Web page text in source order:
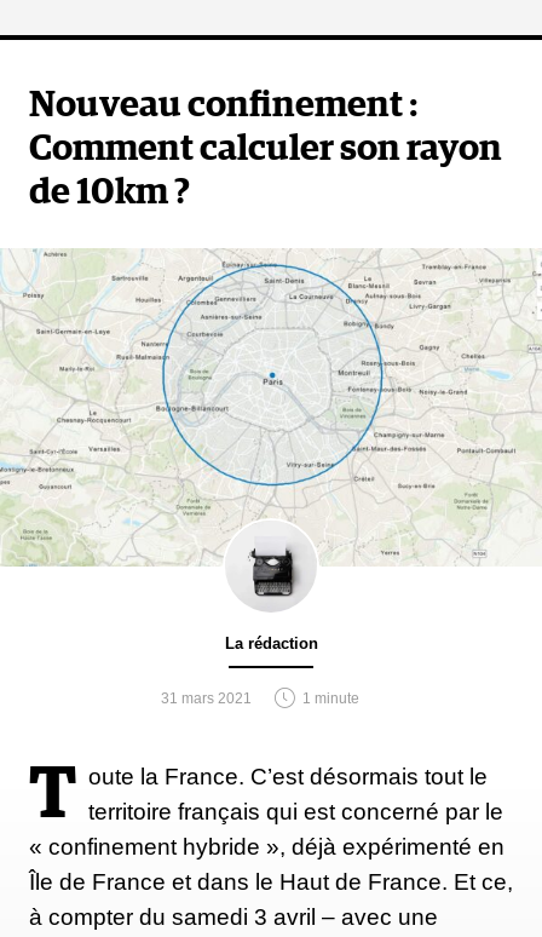
Nouveau confinement :
Comment calculer son rayon
de 10km ?
La rédaction
31 mars 2021 1 minute
T oute la France. C’est désormais tout le
territoire français qui est concerné par le
« confinement hybride », déjà expérimenté en
Île de France et dans le Haut de France. Et ce,
à compter du samedi 3 avril – avec une